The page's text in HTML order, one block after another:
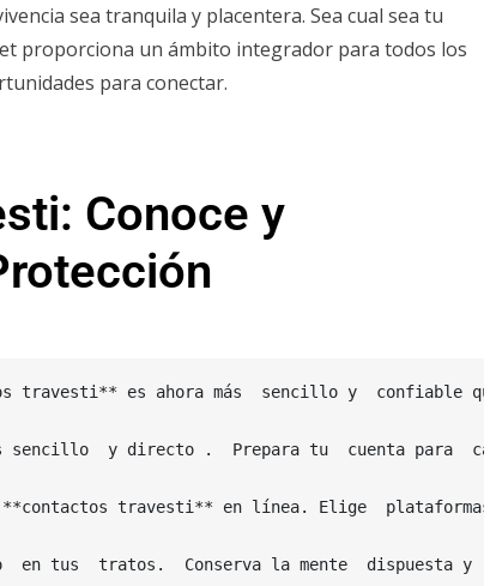
sea tranquila y placentera. Sea cual sea tu
proporciona un ámbito integrador para todos los
para conectar.
Conoce y
travesti** es ahora más  sencillo y  confiable
sencillo  y directo .  Prepara tu  cuenta para
travesti** en línea. Elige
en tus  tratos.  Conserva la mente  dispuesta y